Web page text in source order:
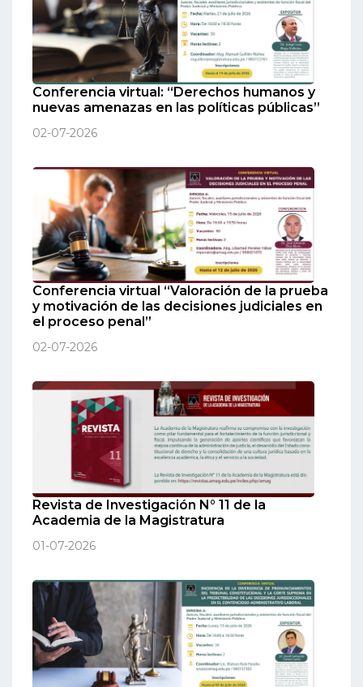
Conferencia virtual: “Derechos humanos y
nuevas amenazas en las políticas públicas”
02-07-2026
Conferencia virtual “Valoración de la prueba
y motivación de las decisiones judiciales en
el proceso penal”
02-07-2026
Revista de Investigación N° 11 de la
Academia de la Magistratura
01-07-2026